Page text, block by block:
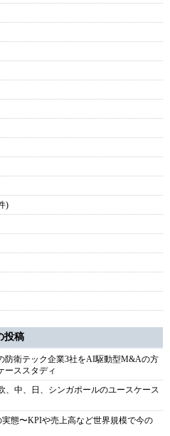
)
投稿
防衛テック企業3社をAI駆動型M&Aの方
ーススタディ
、中、日、シンガポールのユースケース
態〜KPIや売上高など世界規模で今の